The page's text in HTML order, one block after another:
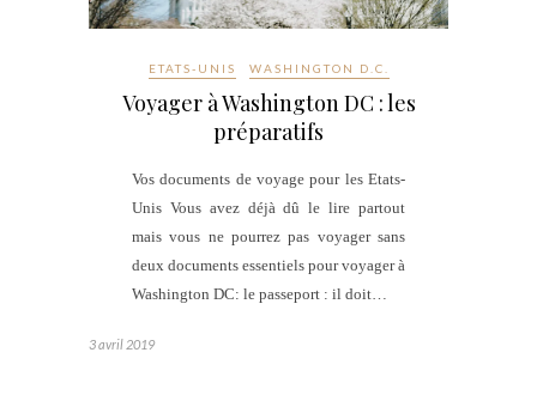
ETATS-UNIS WASHINGTON D.C.
Voyager à Washington DC : les
préparatifs
Vos documents de voyage pour les Etats-
Unis Vous avez déjà dû le lire partout
mais vous ne pourrez pas voyager sans
deux documents essentiels pour voyager à
Washington DC: le passeport : il doit…
3 avril 2019